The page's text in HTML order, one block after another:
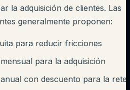
la adquisición de clientes. Las
generalmente proponen:
para reducir fricciones
para la adquisición
con descuento para la